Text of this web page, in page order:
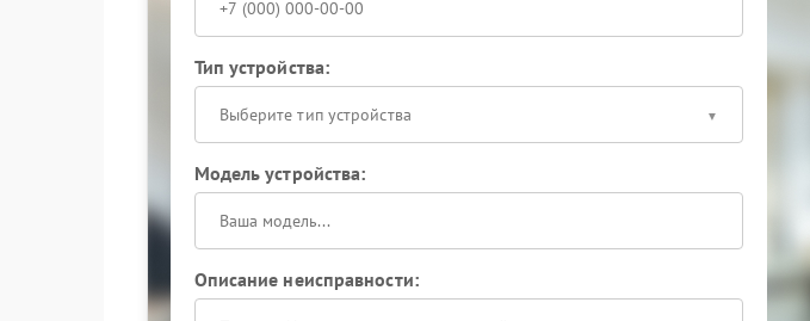
Тип устройства:
Выберите тип устройства
Модель устройства:
Описание неисправности: